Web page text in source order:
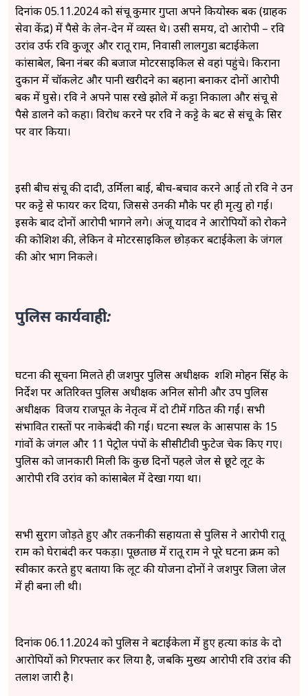
दिनांक 05.11.2024 को संचू कुमार गुप्ता अपने कियोस्क बैंक (ग्राहक
सेवा केंद्र) में पैसे के लेन-देन में व्यस्त थे। उसी समय, दो आरोपी – रवि
उरांव उर्फ रवि कुजूर और रातू राम, निवासी लालगुडा बटाईकेला
कांसाबेल, बिना नंबर की बजाज मोटरसाइकिल से वहां पहुंचे। किराना
दुकान में चॉकलेट और पानी खरीदने का बहाना बनाकर दोनों आरोपी
बैंक में घुसे। रवि ने अपने पास रखे झोले में कट्टा निकाला और संचू से
पैसे डालने को कहा। विरोध करने पर रवि ने कट्टे के बट से संचू के सिर
पर वार किया।
इसी बीच संचू की दादी, उर्मिला बाई, बीच-बचाव करने आईं तो रवि ने उन
पर कट्टे से फायर कर दिया, जिससे उनकी मौके पर ही मृत्यु हो गई।
इसके बाद दोनों आरोपी भागने लगे। अंजू यादव ने आरोपियों को रोकने
की कोशिश की, लेकिन वे मोटरसाइकिल छोड़कर बटाईकेला के जंगल
की ओर भाग निकले।
पुलिस कार्यवाही:
घटना की सूचना मिलते ही जशपुर पुलिस अधीक्षक शशि मोहन सिंह के
निर्देश पर अतिरिक्त पुलिस अधीक्षक अनिल सोनी और उप पुलिस
अधीक्षक विजय राजपूत के नेतृत्व में दो टीमें गठित की गईं। सभी
संभावित रास्तों पर नाकेबंदी की गई। घटना स्थल के आसपास के 15
गांवों के जंगल और 11 पेट्रोल पंपों के सीसीटीवी फुटेज चेक किए गए।
पुलिस को जानकारी मिली कि कुछ दिनों पहले जेल से छूटे लूट के
आरोपी रवि उरांव को कांसाबेल में देखा गया था।
सभी सुराग जोड़ते हुए और तकनीकी सहायता से पुलिस ने आरोपी रातू
राम को घेराबंदी कर पकड़ा। पूछताछ में रातू राम ने पूरे घटना क्रम को
स्वीकार करते हुए बताया कि लूट की योजना दोनों ने जशपुर जिला जेल
में ही बना ली थी।
दिनांक 06.11.2024 को पुलिस ने बटाईकेला में हुए हत्या कांड के दो
आरोपियों को गिरफ्तार कर लिया है, जबकि मुख्य आरोपी रवि उरांव की
तलाश जारी है।